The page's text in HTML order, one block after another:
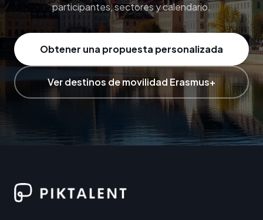
participantes, sectores y calendario.
Obtener una propuesta personalizada
Ver destinos de movilidad Erasmus+